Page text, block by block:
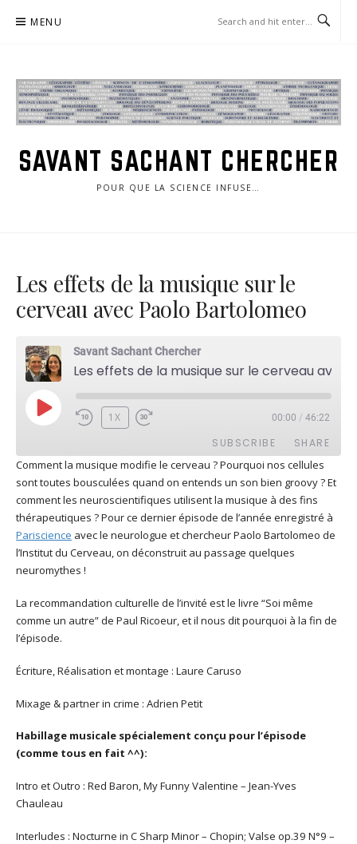
MENU
SAVANT SACHANT CHERCHER
POUR QUE LA SCIENCE INFUSE…
Les effets de la musique sur le
cerveau avec Paolo Bartolomeo
Savant Sachant Chercher
PLAY
EPISODE
1X 00:00 / 46:22
SUBSCRIBE SHARE
Apple Podcasts Deezer
Google Play PocketCasts
Podcast Addict RSS
SHARE
LINK
EMBED
Comment la musique modifie le cerveau ? Pourquoi nos cellules
sont toutes bousculées quand on entends un son bien groovy ? Et
comment les neuroscientifiques utilisent la musique à des fins
thérapeutiques ? Pour ce dernier épisode de l’année enregistré à
Pariscience avec le neurologue et chercheur Paolo Bartolomeo de
l’Institut du Cerveau, on déconstruit au passage quelques
neuromythes !
La recommandation culturelle de l’invité est le livre “Soi même
comme un autre” de Paul Ricoeur, et il nous dit pourquoi à la fin de
l’épisode.
Écriture, Réalisation et montage : Laure Caruso
Mixage & partner in crime : Adrien Petit
Habillage musicale spécialement conçu pour l’épisode
(comme tous en fait ^^):
Intro et Outro : Red Baron, My Funny Valentine – Jean-Yves
Chauleau
Interludes : Nocturne in C Sharp Minor – Chopin; Valse op.39 N°9 –